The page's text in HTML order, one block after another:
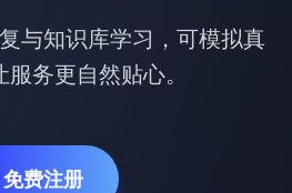
与知识库学习，可模拟真
务更自然贴心。
免费注册